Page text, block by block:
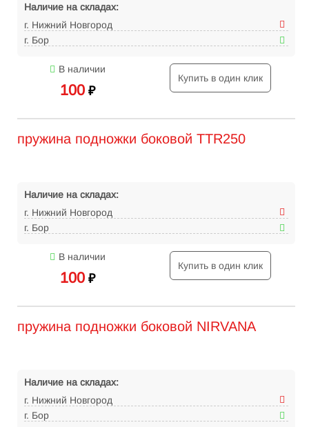
Наличие на складах:
г. Нижний Новгород
г. Бор
В наличии
100 ₽
Купить в один клик
пружина подножки боковой TTR250
Наличие на складах:
г. Нижний Новгород
г. Бор
В наличии
100 ₽
Купить в один клик
пружина подножки боковой NIRVANA
Наличие на складах:
г. Нижний Новгород
г. Бор